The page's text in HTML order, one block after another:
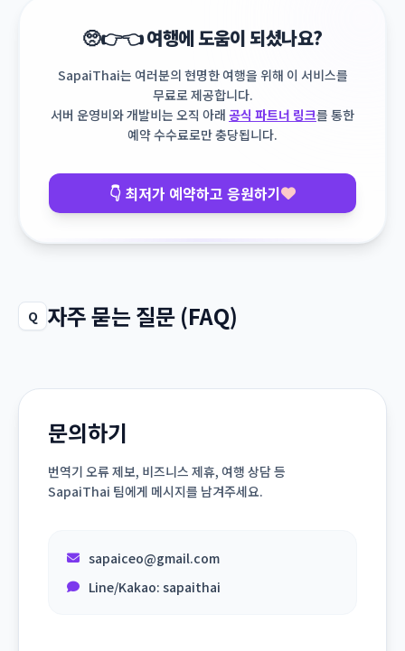
🥺👉👈 여행에 도움이 되셨나요?
SapaiThai는 여러분의 현명한 여행을 위해 이 서비스를
무료로 제공합니다.
서버 운영비와 개발비는 오직 아래 공식 파트너 링크를 통한
예약 수수료로만 충당됩니다.
👇 최저가 예약하고 응원하기
Q 자주 묻는 질문 (FAQ)
문의하기
번역기 오류 제보, 비즈니스 제휴, 여행 상담 등
SapaiThai 팀에게 메시지를 남겨주세요.
sapaiceo@gmail.com
Line/Kakao: sapaithai